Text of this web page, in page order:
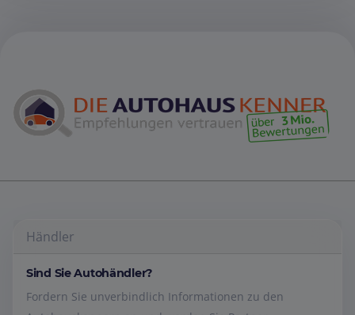
Händler
Sind Sie Autohändler?
Fordern Sie unverbindlich Informationen zu den